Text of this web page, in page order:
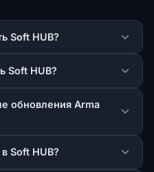
Soft HUB?
Soft HUB?
обновления Arma
Soft HUB?